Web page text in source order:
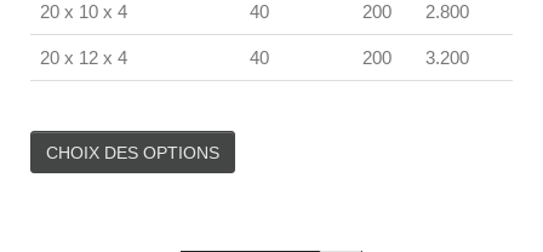
20 x 10 x 4 40 200 2.800
20 x 12 x 4 40 200 3.200
CHOIX DES OPTIONS